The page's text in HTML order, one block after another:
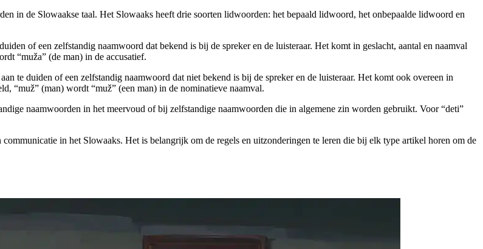
in de Slowaakse taal. Het Slowaaks heeft drie soorten lidwoorden: het bepaald lidwoord, het onbepaalde lidwoord en
of een zelfstandig naamwoord dat bekend is bij de spreker en de luisteraar. Het komt in geslacht, aantal en naamval
“muža” (de man) in de accusatief.
te duiden of een zelfstandig naamwoord dat niet bekend is bij de spreker en de luisteraar. Het komt ook overeen in
“muž” (man) wordt “muž” (een man) in de nominatieve naamval.
naamwoorden in het meervoud of bij zelfstandige naamwoorden die in algemene zin worden gebruikt. Voor “deti”
in het Slowaaks. Het is belangrijk om de regels en uitzonderingen te leren die bij elk type artikel horen om de